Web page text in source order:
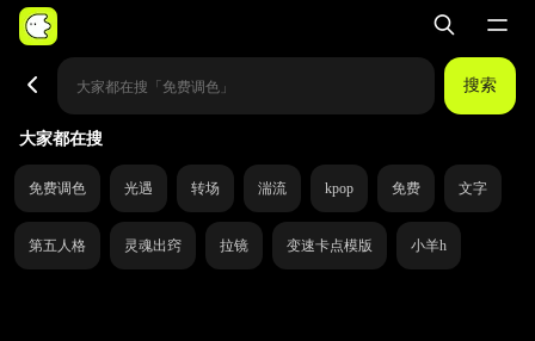
搜索
大家都在搜
免费调色 光遇 转场 湍流 kpop 免费 文字
第五人格 灵魂出窍 拉镜 变速卡点模版 小羊h